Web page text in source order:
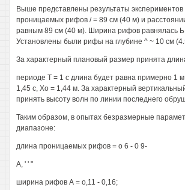
Выше представлены результаты
проницаемых рифов / = 89 см (40 м) и
равным 89 см (40 м). Ширина рифов равнялась
Установлены были рифы на глубине ^ ~ 10 см
За характерный плановый размер принята
периоде Т = 1 с длина будет равна примерно 1
1,45 с, Хо = 1,44 м. За характерный
принять высоту волн по линии последнего
Таким образом, в опытах безразмерные
диапазоне:
длина проницаемых рифов = о 6 - 0 9-
А, ' ' "
ширина рифов А = о,11 - 0,16;